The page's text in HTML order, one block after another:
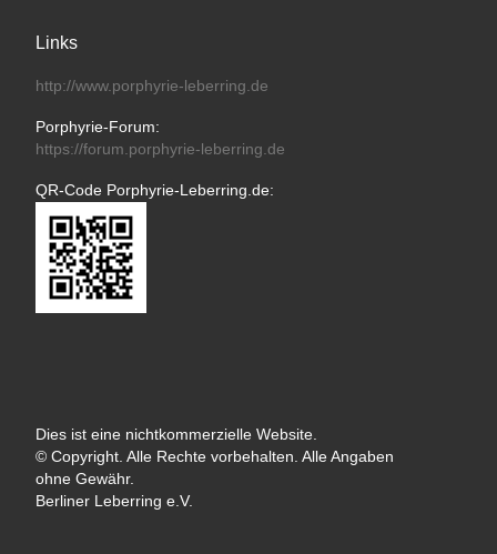
Links
http://www.porphyrie-leberring.de
Porphyrie-Forum:
https://forum.porphyrie-leberring.de
QR-Code Porphyrie-Leberring.de:
Dies ist eine nichtkommerzielle Website.
© Copyright. Alle Rechte vorbehalten. Alle Angaben
ohne Gewähr.
Berliner Leberring e.V.